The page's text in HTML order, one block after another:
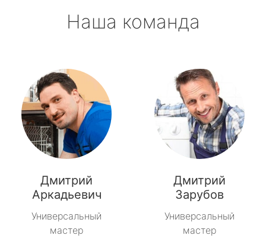
Наша команда
Дмитрий
Аркадьевич
Универсальный
мастер
Дмитрий
Зарубов
Универсальный
мастер